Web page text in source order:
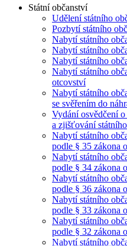
Státní občanství
Udělení státního
Pozbytí státního
Nabytí státního
Nabytí státního
Nabytí státního
Nabytí státního
otcovství
Nabytí státního
se svěřením do
Vydání osvědčení
a zjišťování
Nabytí státního
podle § 35 zákona
Nabytí státního
podle § 34 zákona
Nabytí státního
podle § 36 zákona
Nabytí státního
podle § 33 zákona
Nabytí státního
podle § 32 zákona
Nabytí státního